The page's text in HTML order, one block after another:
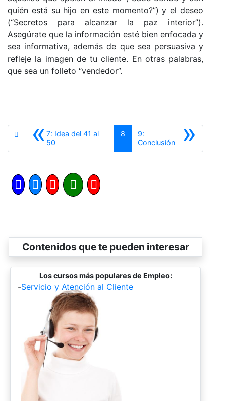
quién está su hijo en este momento?”) y el deseo
(“Secretos para alcanzar la paz interior”).
Asegúrate que la información esté bien enfocada y
sea informativa, además de que sea persuasiva y
refleje la imagen de tu cliente. En otras palabras,
que sea un folleto “vendedor”.
«7: Idea del 41 al
50
8 »
9:
ConclusiónSiguiente
Contenidos que te pueden interesar
Los cursos más populares de Empleo:
-Servicio y Atención al Cliente